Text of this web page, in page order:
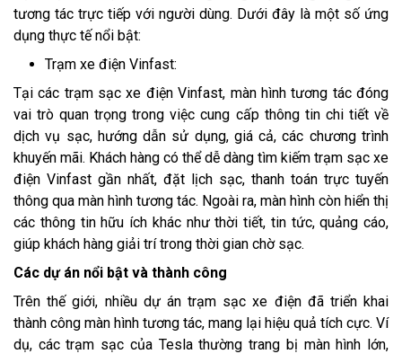
tương tác trực tiếp với người dùng. Dưới đây là một số ứng
dụng thực tế nổi bật:
Trạm xe điện Vinfast:
Tại các trạm sạc xe điện Vinfast, màn hình tương tác đóng
vai trò quan trọng trong việc cung cấp thông tin chi tiết về
dịch vụ sạc, hướng dẫn sử dụng, giá cả, các chương trình
khuyến mãi. Khách hàng có thể dễ dàng tìm kiếm trạm sạc xe
điện Vinfast gần nhất, đặt lịch sạc, thanh toán trực tuyến
thông qua màn hình tương tác. Ngoài ra, màn hình còn hiển thị
các thông tin hữu ích khác như thời tiết, tin tức, quảng cáo,
giúp khách hàng giải trí trong thời gian chờ sạc.
Các dự án nổi bật và thành công
Trên thế giới, nhiều dự án trạm sạc xe điện đã triển khai
thành công màn hình tương tác, mang lại hiệu quả tích cực. Ví
dụ, các trạm sạc của Tesla thường trang bị màn hình lớn,